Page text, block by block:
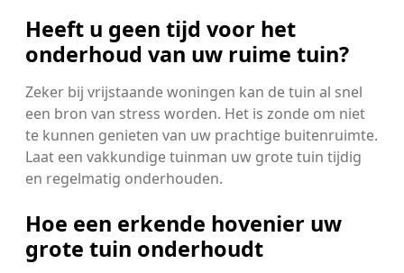
Heeft u geen tijd voor het
onderhoud van uw ruime tuin?
Zeker bij vrijstaande woningen kan de tuin al snel
een bron van stress worden. Het is zonde om niet
te kunnen genieten van uw prachtige buitenruimte.
Laat een vakkundige tuinman uw grote tuin tijdig
en regelmatig onderhouden.
Hoe een erkende hovenier uw
grote tuin onderhoudt